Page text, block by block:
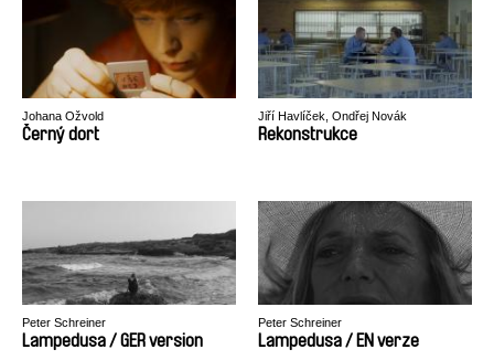
Johana Ožvold
Černý dort
Jiří Havlíček, Ondřej Novák
Rekonstrukce
Peter Schreiner
Lampedusa / GER version
Peter Schreiner
Lampedusa / EN verze